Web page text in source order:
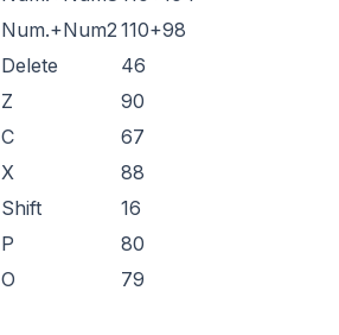
Num.+Num2 110+98
Delete
46
Z
90
C
67
X
88
Shift
16
P
80
O
79